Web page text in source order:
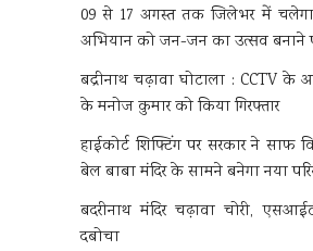
09 से 17 अगस्त तक जिलेभर में चलेगा
अभियान को जन-जन का उत्सव बनाने
बद्रीनाथ चढ़ावा घोटाला : CCTV के
के मनोज कुमार को किया गिरफ्तार
हाईकोर्ट शिफ्टिंग पर सरकार ने साफ
बेल बाबा मंदिर के सामने बनेगा नया
बदरीनाथ मंदिर चढ़ावा चोरी,
दबोचा